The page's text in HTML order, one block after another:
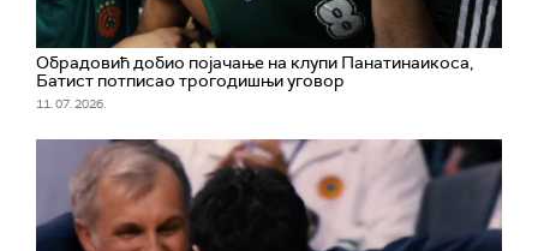
Обрадовић добио појачање на клупи Панатинаикоса,
Батист потписао трогодишњи уговор
11. 07. 2026.